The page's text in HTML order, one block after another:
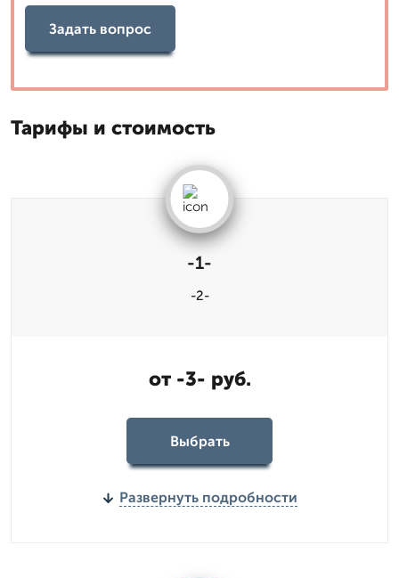
Задать вопрос
Тарифы и стоимость
-1-
-2-
от -3- руб.
Выбрать
Развернуть подробности